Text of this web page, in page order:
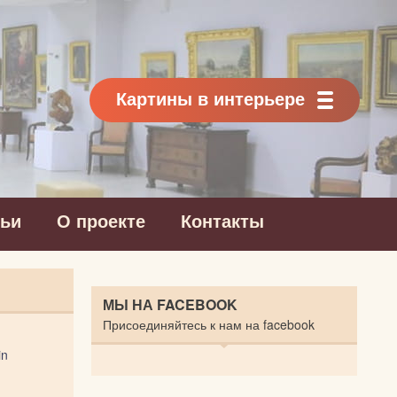
Картины в интерьере
О проекте Контакты
МЫ НА FACEBOOK
Присоединяйтесь к нам на facebook